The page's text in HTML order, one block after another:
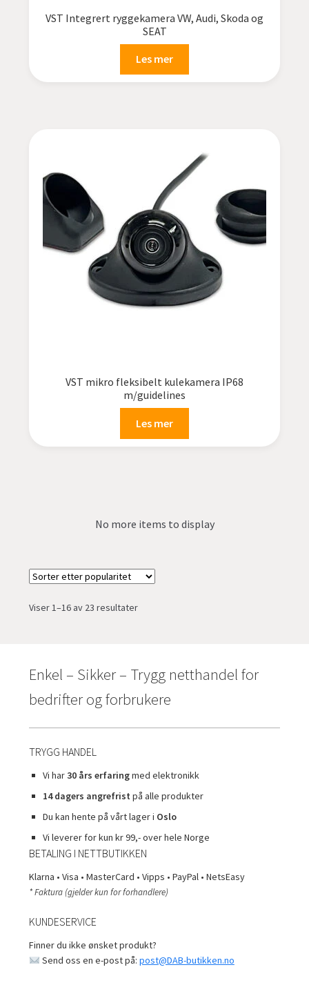
VST Integrert ryggekamera VW, Audi, Skoda og
SEAT
Les mer
VST mikro fleksibelt kulekamera IP68
m/guidelines
Les mer
No more items to display
Viser 1–16 av 23 resultaterSortert
Enkel – Sikker – Trygg netthandel for
bedrifter og forbrukere
TRYGG HANDEL
Vi har30 års erfaringmed elektronikk
14 dagers angrefrist på alle produkter
Du kan hente på vårt lager i Oslo
Vi leverer for kun kr 99,- over hele Norge
BETALING I NETTBUTIKKEN
Klarna • Visa • MasterCard • Vipps • PayPal • NetsEasy
* Faktura (gjelder kun for forhandlere)
KUNDESERVICE
Finner du ikke ønsket produkt?
Send oss en e-post på: post@DAB-butikken.no